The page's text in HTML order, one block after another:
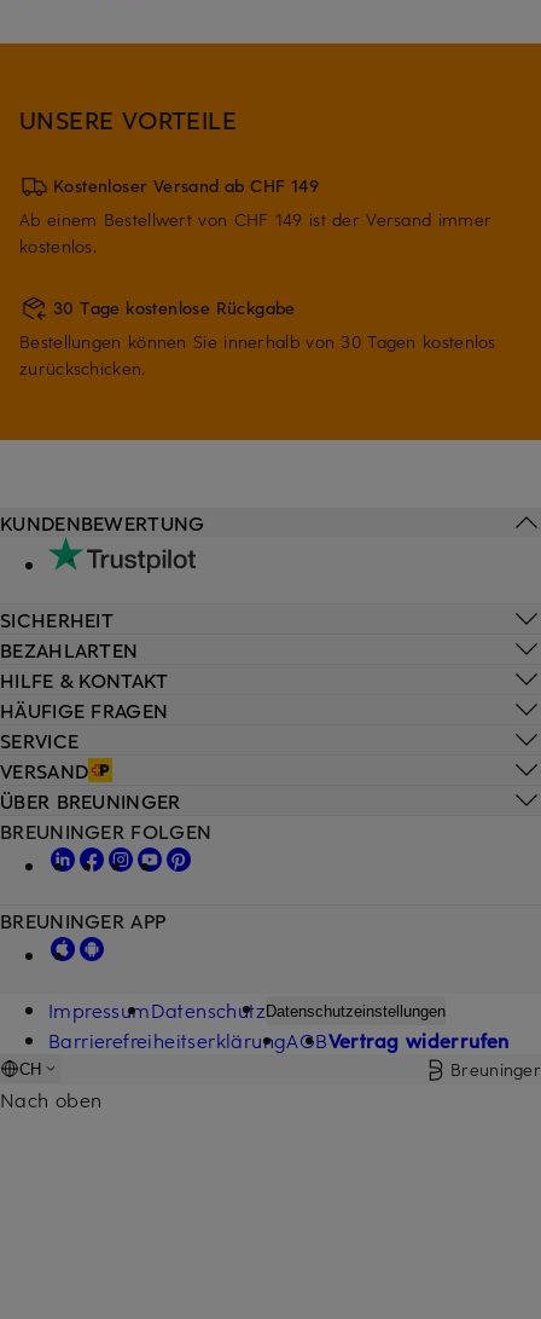
UNSERE VORTEILE
Kostenloser Versand ab CHF 149
Ab einem Bestellwert von CHF 149 ist der Versand immer
kostenlos.
30 Tage kostenlose Rückgabe
Bestellungen können Sie innerhalb von 30 Tagen kostenlos
zurückschicken.
HILFE & KONTAKT
HÄUFIGE FRAGEN
SERVICE
VERSAND
KUNDENBEWERTUNG
SICHERHEIT
BEZAHLARTEN
ÜBER BREUNINGER
BREUNINGER FOLGEN
BREUNINGER APP
ImpressumDatenschutzDatenschutzeinstellungen
BarrierefreiheitserklärungAGBVertrag widerrufen
CH Breuninger
Nach oben